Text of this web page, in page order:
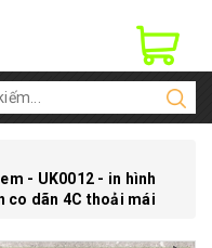
- UK0012 - in hình
co dãn 4C thoải mái